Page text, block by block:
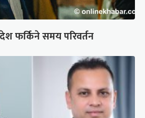
फर्किने समय परिवर्तन